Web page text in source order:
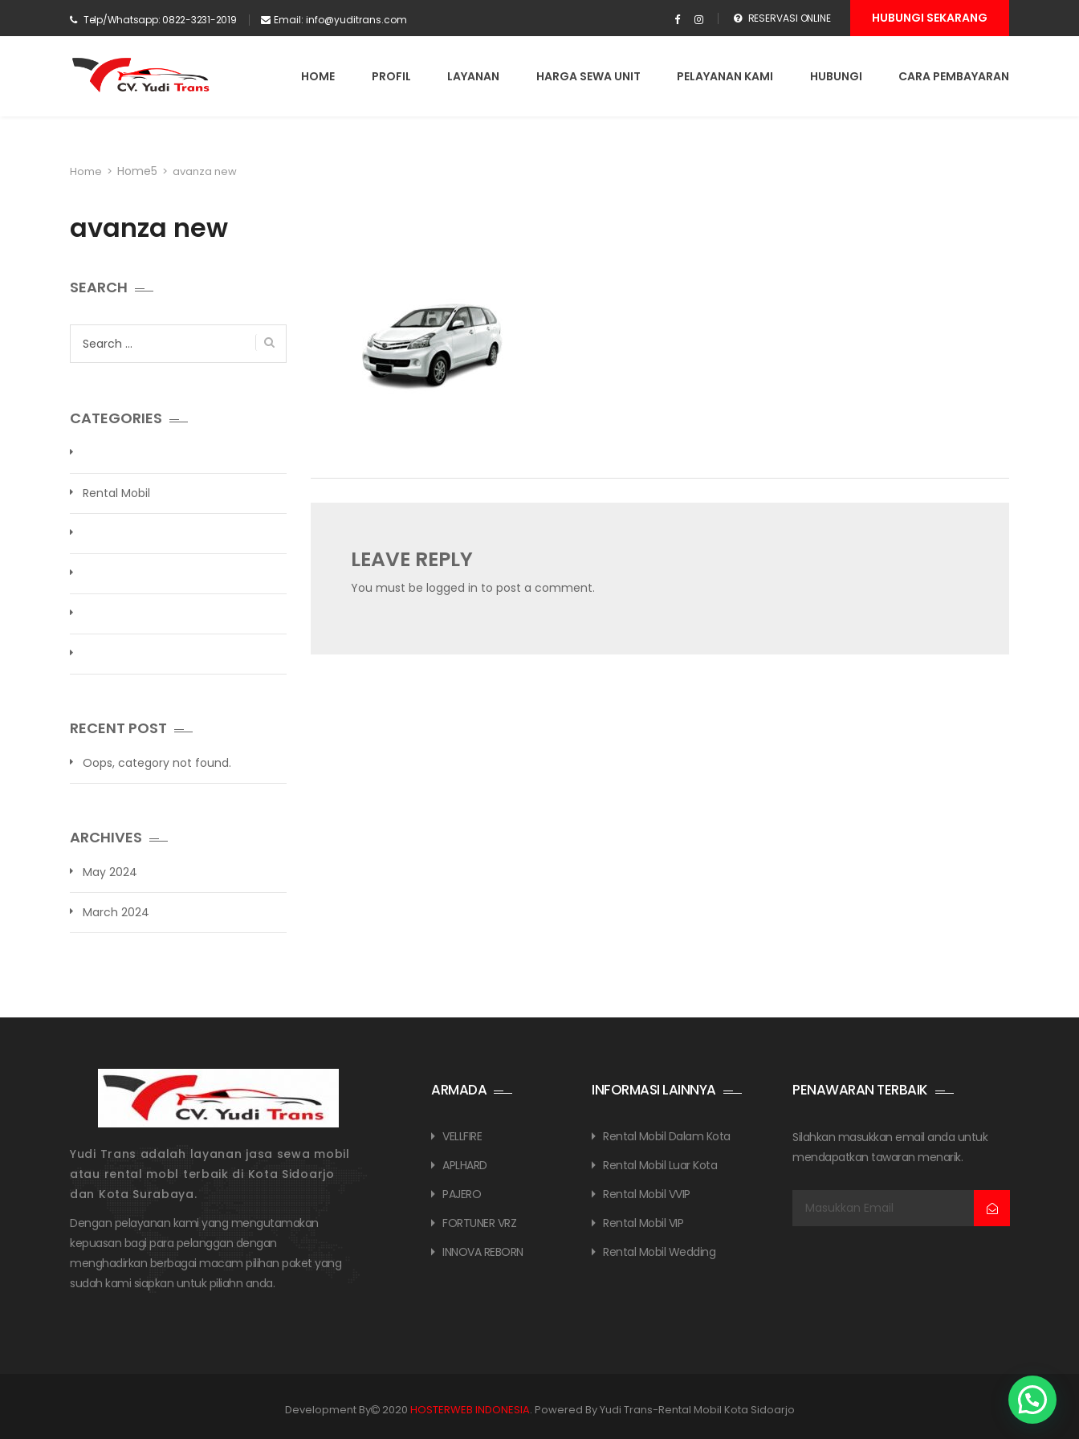
Telp/Whatsapp: 0822-3231-2019 Email: info@yuditrans.com RESERVASI ONLINE HUBUNGI SEKARANG
HOME PROFIL LAYANAN HARGA SEWA UNIT PELAYANAN KAMI HUBUNGI CARA PEMBAYARAN
Home > Home5 > avanza new
avanza new
LEAVE REPLY
You must belogged in to post a comment.
SEARCH
CATEGORIES
Rental Mobil
RECENT POST
Oops, category not found.
ARCHIVES
May 2024
March 2024
Yudi Trans adalah layanan jasa sewa mobil
atau rental mobl terbaik di Kota Sidoarjo
dan Kota Surabaya.
Dengan pelayanan kami yang mengutamakan
kepuasan bagi para pelanggan dengan
menghadirkan berbagai macam pilihan paket yang
sudah kami siapkan untuk piliahn anda.
ARMADA
VELLFIRE
APLHARD
PAJERO
FORTUNER VRZ
INNOVA REBORN
INFORMASI LAINNYA
Rental Mobil Dalam Kota
Rental Mobil Luar Kota
Rental Mobil VVIP
Rental Mobil VIP
Rental Mobil Wedding
PENAWARAN TERBAIK
Silahkan masukkan email anda untuk
mendapatkan tawaran menarik.
Development By 2020 HOSTERWEB INDONESIA. Powered By Yudi Trans-Rental Mobil Kota Sidoarjo